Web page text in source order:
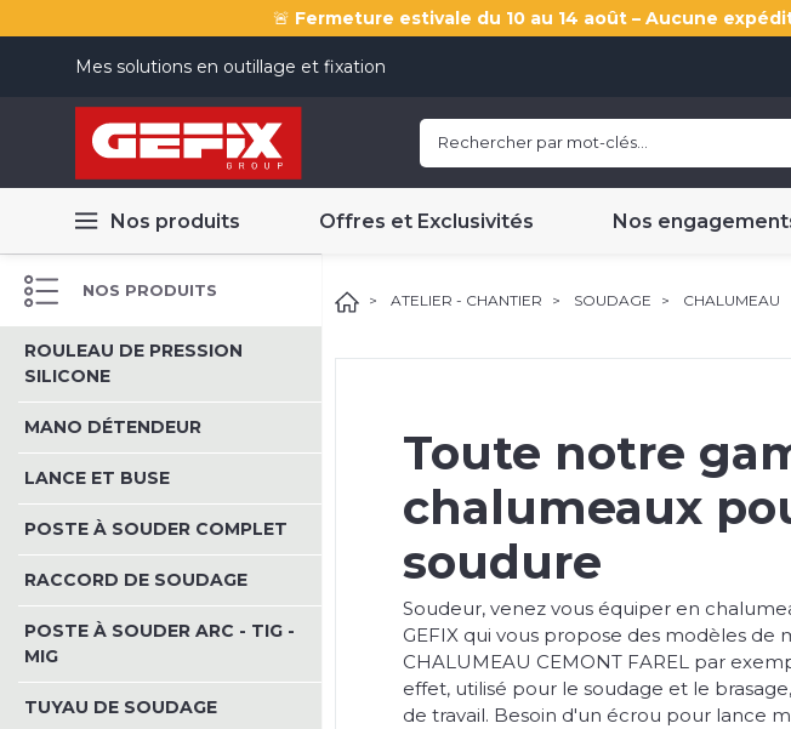
🚨 Fermeture estivale du 10 au 14 août – Aucune
Mes solutions en outillage et fixation
Nos produits Offres et Exclusivités Nos
NOS PRODUITS
ROULEAU DE PRESSION
SILICONE
MANO DÉTENDEUR
LANCE ET BUSE
POSTE À SOUDER COMPLET
RACCORD DE SOUDAGE
POSTE À SOUDER ARC - TIG -
MIG
TUYAU DE SOUDAGE
ATELIER - CHANTIER SOUDAGE CHALUMEAU
Toute notre
chalumeaux
soudure
Soudeur, venez vous équiper en
GEFIX qui vous propose des modèles
CHALUMEAU CEMONT FAREL par
effet, utilisé pour le soudage et le
de travail. Besoin d'un écrou pour lance